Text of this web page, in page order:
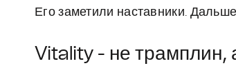
Его заметили наставники.
Vitality - не трамплин,